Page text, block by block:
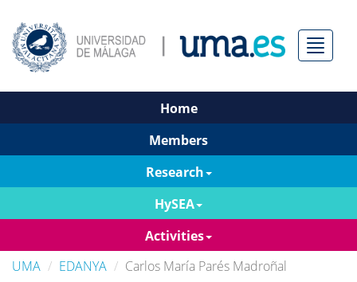
Menú
Home
Members
Research
HySEA
Activities
UMA
EDANYA Carlos María Parés Madroñal